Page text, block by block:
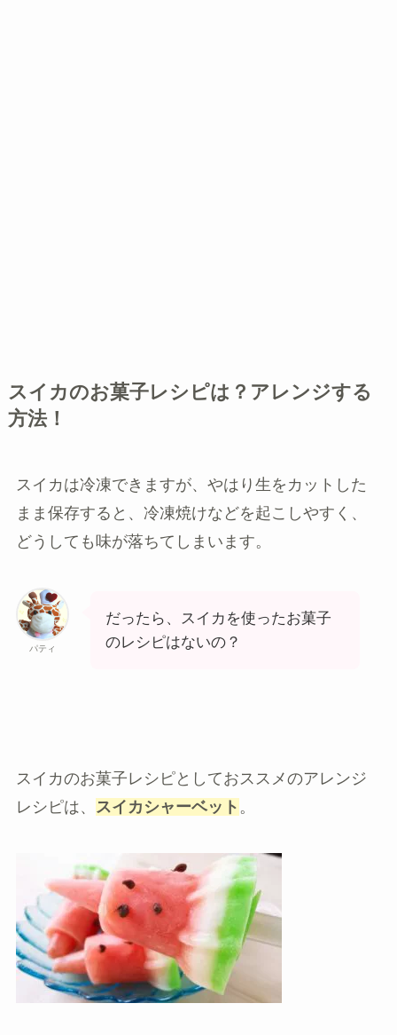
スイカのお菓子レシピは？アレンジする
方法！
スイカは冷凍できますが、やはり生をカットした
まま保存すると、冷凍焼けなどを起こしやすく、
どうしても味が落ちてしまいます。
パティ
だったら、スイカを使ったお菓子
のレシピはないの？
スイカのお菓子レシピとしておススメのアレンジ
レシピは、 スイカシャーベット 。